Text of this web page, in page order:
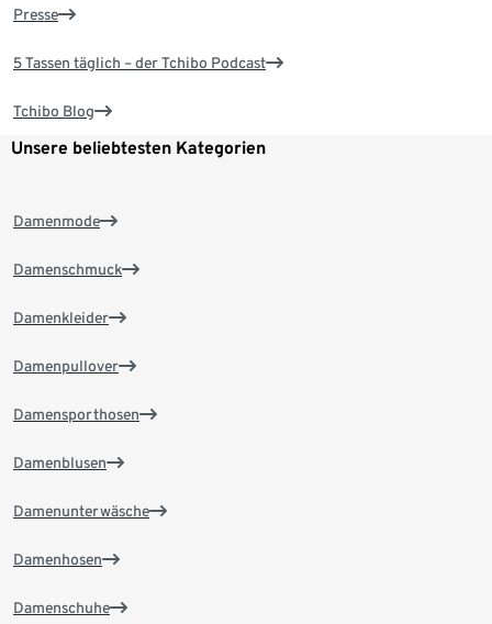
Presse
5 Tassen täglich – der Tchibo Podcast
Tchibo Blog
Unsere beliebtesten Kategorien
Damenmode
Damenschmuck
Damenkleider
Damenpullover
Damensporthosen
Damenblusen
Damenunterwäsche
Damenhosen
Damenschuhe